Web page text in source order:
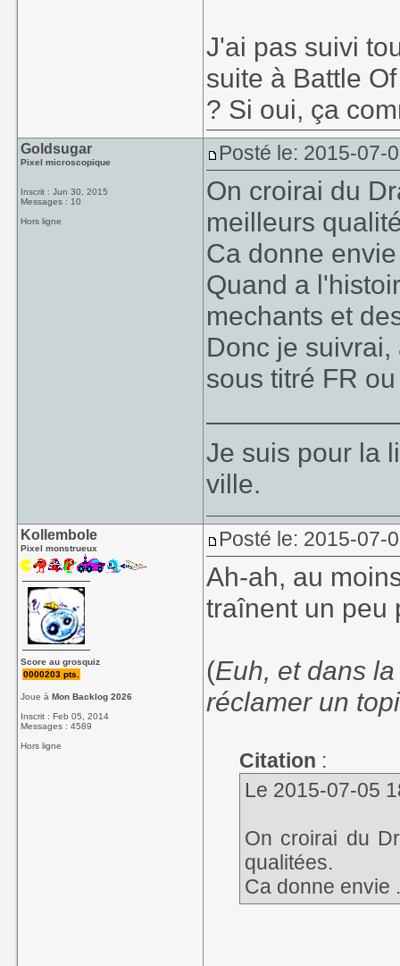
J'ai pas suivi
suite à Battle
? Si oui, ça
Goldsugar
Pixel microscopique
Inscrit : Jun 30, 2015
Messages : 10
Hors ligne
Posté le: 2015-07-
On croirai du
meilleurs
Ca donne
Quand a
mechants et
Donc je
sous titré FR
Je suis pour la
ville.
Kollembole
Pixel monstrueux
Score au grosquiz
0000203 pts.
Joue àMon Backlog 2026
Inscrit : Feb 05, 2014
Messages : 4589
Hors ligne
Posté le: 2015-07-
Ah-ah, au
traînent un peu
(Euh, et dans
réclamer un
Citation :
Le 2015-07-05
On croirai du
qualitées.
Ca donne envie